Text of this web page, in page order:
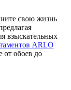
свою жизнь
взыскательных
ARLO
от обоев до